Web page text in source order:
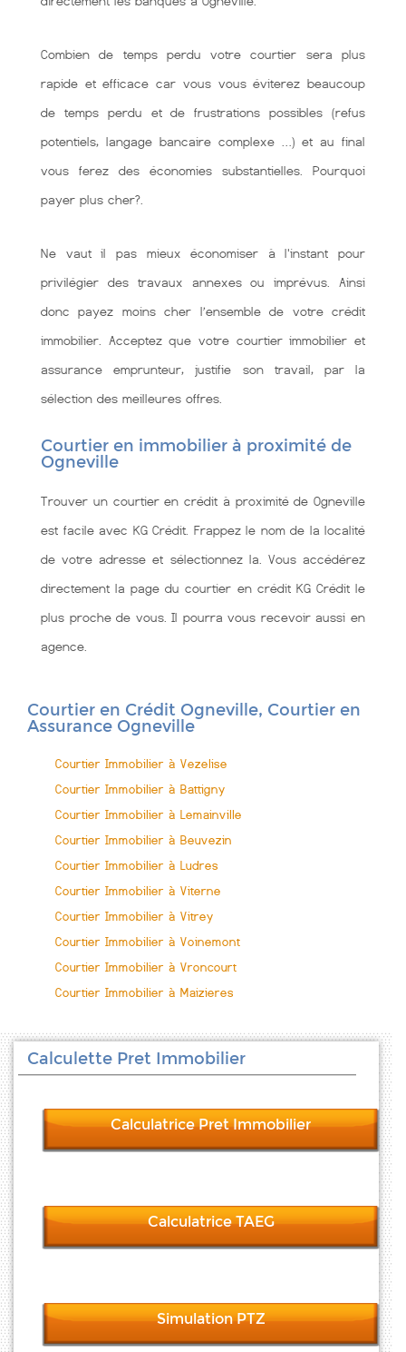
Combien de temps perdu votre courtier sera plus
rapide et efficace car vous vous éviterez beaucoup
de temps perdu et de frustrations possibles (refus
potentiels, langage bancaire complexe …) et au final
vous ferez des économies substantielles. Pourquoi
payer plus cher?.
Ne vaut il pas mieux économiser à l'instant pour
privilégier des travaux annexes ou imprévus. Ainsi
donc payez moins cher l’ensemble de votre crédit
immobilier. Acceptez que votre courtier immobilier et
assurance emprunteur, justifie son travail, par la
sélection des meilleures offres.
Courtier en immobilier à proximité de
Ogneville
Trouver un courtier en crédit à proximité de Ogneville
est facile avec KG Crédit. Frappez le nom de la localité
de votre adresse et sélectionnez la. Vous accédérez
directement la page du courtier en crédit KG Crédit le
plus proche de vous. Il pourra vous recevoir aussi en
agence.
Courtier en Crédit Ogneville, Courtier en
Assurance Ogneville
Courtier Immobilier à Vezelise
Courtier Immobilier à Battigny
Courtier Immobilier à Lemainville
Courtier Immobilier à Beuvezin
Courtier Immobilier à Ludres
Courtier Immobilier à Viterne
Courtier Immobilier à Vitrey
Courtier Immobilier à Voinemont
Courtier Immobilier à Vroncourt
Courtier Immobilier à Maizieres
Calculette Pret Immobilier
Calculatrice Pret Immobilier
Calculatrice TAEG
Simulation PTZ